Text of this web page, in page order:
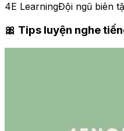
4E LearningĐội ngũ biên
🎀 Tips luyện nghe